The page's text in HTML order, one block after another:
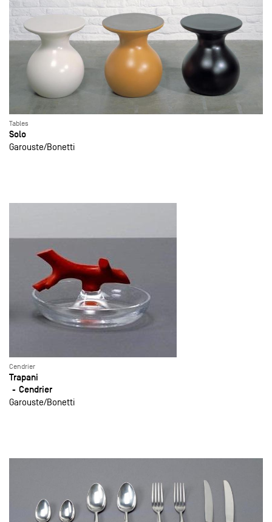
Tables
Solo
Garouste Bonetti
Cendrier
Trapani
Cendrier
Garouste Bonetti